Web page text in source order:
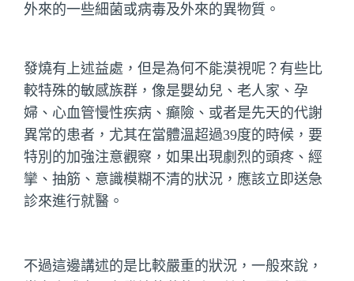
外來的一些細菌或病毒及外來的異物質。
發燒有上述益處，但是為何不能漠視呢？有些比
較特殊的敏感族群，像是嬰幼兒、老人家、孕
婦、心血管慢性疾病、癲險、或者是先天的代謝
異常的患者，尤其在當體溫超過39度的時候，要
特別的加強注意觀察，如果出現劇烈的頭疼、經
攣、抽筋、意識模糊不清的狀況，應該立即送急
診來進行就醫。
不過這邊講述的是比較嚴重的狀況，一般來說，